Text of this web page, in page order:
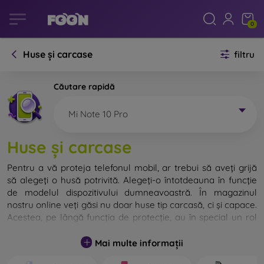
0
Huse și carcase filtru
Căutare rapidă
Mi Note 10 Pro
Huse și carcase
Pentru a vă proteja telefonul mobil, ar trebui să aveți grijă
să alegeți o husă potrivită. Alegeți-o întotdeauna în funcție
de modelul dispozitivului dumneavoastră. În magazinul
nostru online veți găsi nu doar huse tip carcasă, ci și capace.
Acestea, pe lângă funcția de protecție, au în special un rol
Capacul pentru telefon poate fi numit și capac posterior.
Mai multe informații